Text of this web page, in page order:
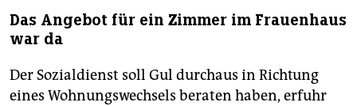
Das Angebot für ein Zimmer im Frauenhaus
war da
Der Sozialdienst soll Gul durchaus in Richtung
eines Wohnungswechsels beraten haben, erfuhr